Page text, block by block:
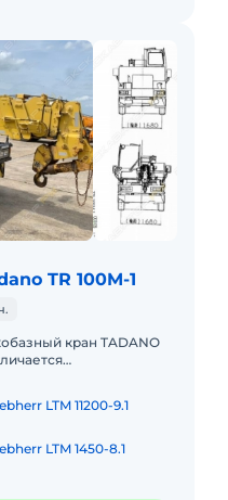
TR 100M-1
кран TADANO
LTM 11200-9.1
LTM 1450-8.1